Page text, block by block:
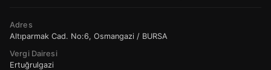
Adres
Altıparmak Cad. No:6, Osmangazi / BURSA
Vergi Dairesi
Ertuğrulgazi